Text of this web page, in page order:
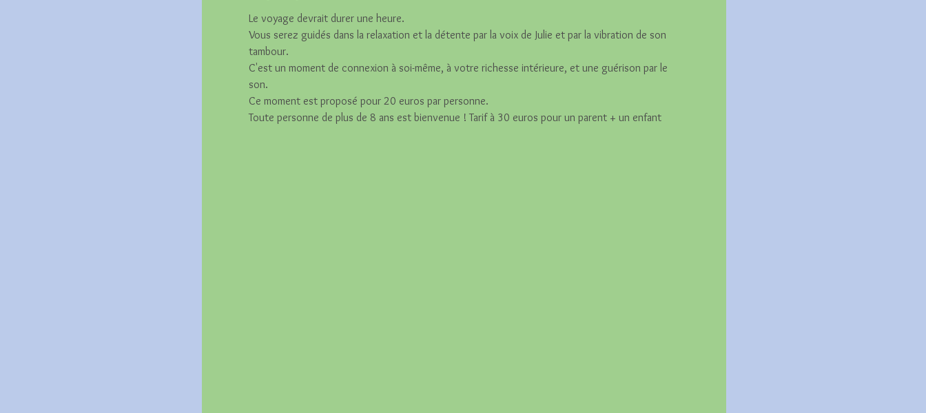
Le voyage devrait durer une heure.
Vous serez guidés dans la relaxation et la détente par la voix de Julie et par la vibration de son
tambour.
C'est un moment de connexion à soi-même, à votre richesse intérieure, et une guérison par le
son.
Ce moment est proposé pour 20 euros par personne.
Toute personne de plus de 8 ans est bienvenue ! Tarif à 30 euros pour un parent + un enfant